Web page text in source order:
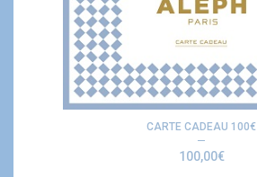
CARTE CADEAU 100€
100,00€